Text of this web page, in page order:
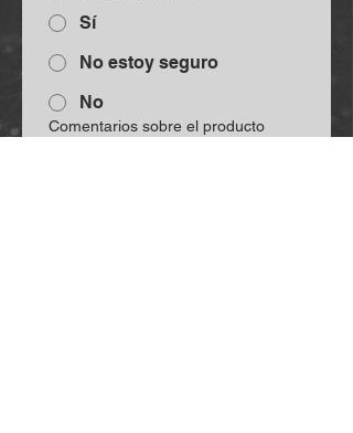
Sí
No estoy seguro
No
Comentarios sobre el producto